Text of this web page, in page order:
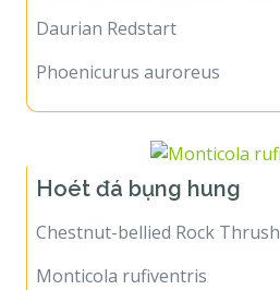
Daurian Redstart
Phoenicurus auroreus
Hoét đá bụng hung
Chestnut-bellied Rock Thrush
Monticola rufiventris